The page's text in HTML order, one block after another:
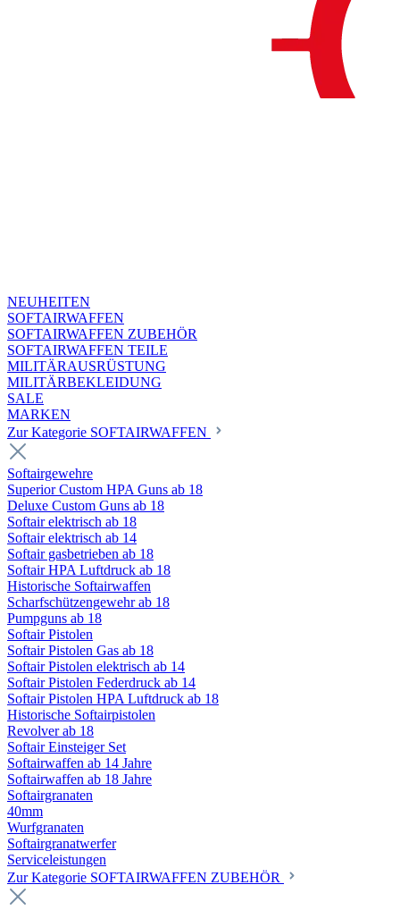
NEUHEITEN
SOFTAIRWAFFEN
SOFTAIRWAFFEN ZUBEHÖR
SOFTAIRWAFFEN TEILE
MILITÄRAUSRÜSTUNG
MILITÄRBEKLEIDUNG
SALE
MARKEN
Zur Kategorie SOFTAIRWAFFEN
Softairgewehre
Superior Custom HPA Guns ab 18
Deluxe Custom Guns ab 18
Softair elektrisch ab 18
Softair elektrisch ab 14
Softair gasbetrieben ab 18
Softair HPA Luftdruck ab 18
Historische Softairwaffen
Scharfschützengewehr ab 18
Pumpguns ab 18
Softair Pistolen
Softair Pistolen Gas ab 18
Softair Pistolen elektrisch ab 14
Softair Pistolen Federdruck ab 14
Softair Pistolen HPA Luftdruck ab 18
Historische Softairpistolen
Revolver ab 18
Softair Einsteiger Set
Softairwaffen ab 14 Jahre
Softairwaffen ab 18 Jahre
Softairgranaten
40mm
Wurfgranaten
Softairgranatwerfer
Serviceleistungen
Zur Kategorie SOFTAIRWAFFEN ZUBEHÖR